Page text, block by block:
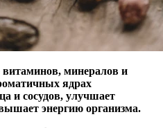
витаминов, минералов и
ядрах
и сосудов, улучшает
энергию организма.